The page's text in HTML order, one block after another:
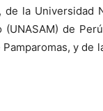
de la Universidad
(UNASAM) de
y de